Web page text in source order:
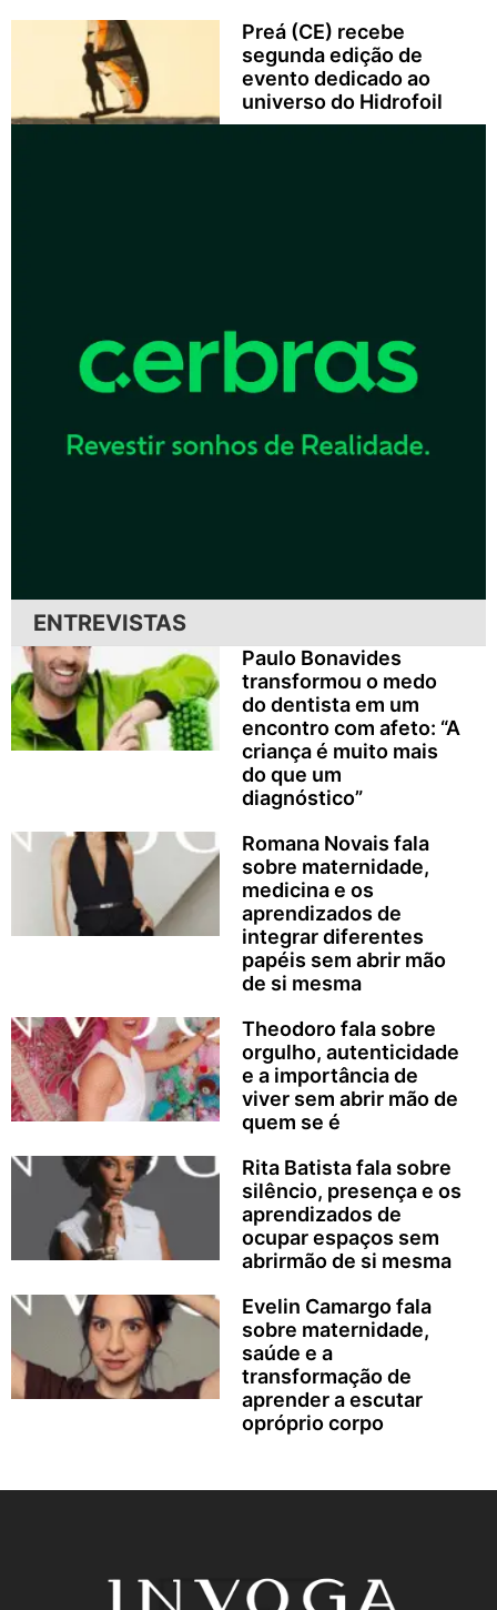
Preá (CE) recebe
segunda edição de
evento dedicado ao
universo do Hidrofoil
ENTREVISTAS
Paulo Bonavides
transformou o medo
do dentista em um
encontro com afeto: “A
criança é muito mais
do que um
diagnóstico”
Romana Novais fala
sobre maternidade,
medicina e os
aprendizados de
integrar diferentes
papéis sem abrir mão
de si mesma
Theodoro fala sobre
orgulho, autenticidade
e a importância de
viver sem abrir mão de
quem se é
Rita Batista fala sobre
silêncio, presença e os
aprendizados de
ocupar espaços sem
abrirmão de si mesma
Evelin Camargo fala
sobre maternidade,
saúde e a
transformação de
aprender a escutar
opróprio corpo